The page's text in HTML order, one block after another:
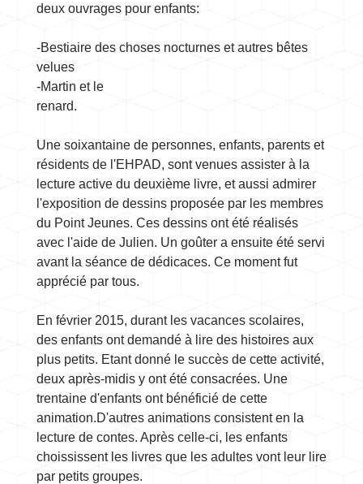
deux ouvrages pour enfants:
-Bestiaire des choses nocturnes et autres bêtes
velues
-Martin et le
renard.
Une soixantaine de personnes, enfants, parents et
résidents de l'EHPAD, sont venues assister à la
lecture active du deuxième livre, et aussi admirer
l'exposition de dessins proposée par les membres
du Point Jeunes. Ces dessins ont été réalisés
avec l'aide de Julien. Un goûter a ensuite été servi
avant la séance de dédicaces. Ce moment fut
apprécié par tous.
En février 2015, durant les vacances scolaires,
des enfants ont demandé à lire des histoires aux
plus petits. Etant donné le succès de cette activité,
deux après-midis y ont été consacrées. Une
trentaine d'enfants ont bénéficié de cette
animation.D'autres animations consistent en la
lecture de contes. Après celle-ci, les enfants
choississent les livres que les adultes vont leur lire
par petits groupes.